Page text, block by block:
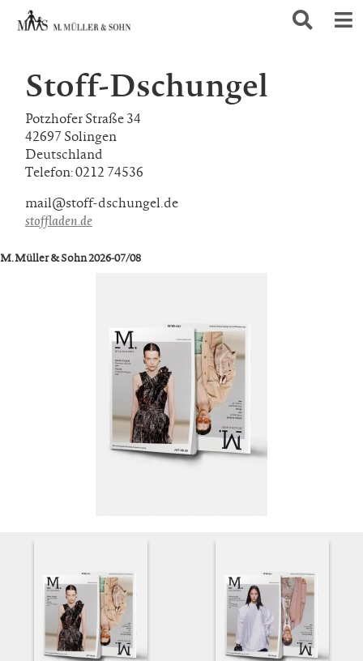
Stoff-Dschungel
Potzhofer Straße 34
42697 Solingen
Deutschland
Telefon: 0212 74536
mail@stoff-dschungel.de
stoffladen.de
M. Müller & Sohn 2026-07/08